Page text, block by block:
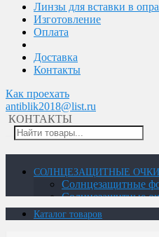
Линзы для вставки в
Изготовление
Оплата
Доставка
Контакты
Как проехать
antiblik2018@list.ru
КОНТАКТЫ
СОЛНЦЕЗАЩИТНЫЕ ОЧКИ
Солнцезащитные
Солнцезащитные
Солнцезащитные
Солнцезащитные
Каталог товаров